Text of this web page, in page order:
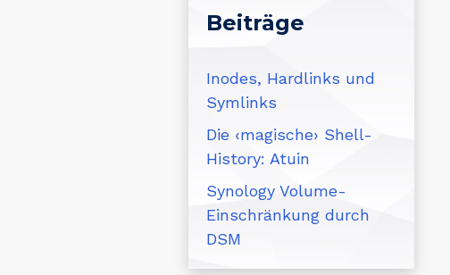
Beiträge
Inodes, Hardlinks und
Symlinks
Die ‹magische› Shell-
History: Atuin
Synology Volume-
Einschränkung durch
DSM